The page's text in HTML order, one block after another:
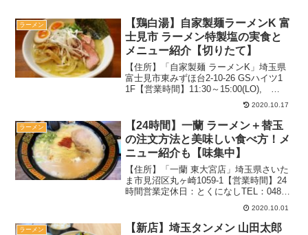
ラーメン
【鶏白湯】自家製麺ラーメンK 富
士見市 ラーメン特製塩の実食と
メニュー紹介【切りたて】
【住所】「自家製麺 ラーメンK」埼玉県
富士見市東みずほ台2-10-26 GSハイツ1
1F【営業時間】11:30～15:00(LO),
18:00～22:30(LO)11:30～21:00(LO)11:30
2020.10.17
ラーメン
【24時間】一蘭 ラーメン＋替玉
の注文方法と美味しい食べ方！メ
ニュー紹介も【味集中】
【住所】「一蘭 東大宮店」埼玉県さいた
ま市見沼区丸ヶ崎1059-1【営業時間】24
時間営業定休日：とくになしTEL：048-
683-300730席カウンター席駐車場：22台
2020.8月（週末）：15時過ぎ待ちなし関
連：ラーメンの記事一覧記...
2020.10.01
ラーメン
【新店】埼玉タンメン 山田太郎